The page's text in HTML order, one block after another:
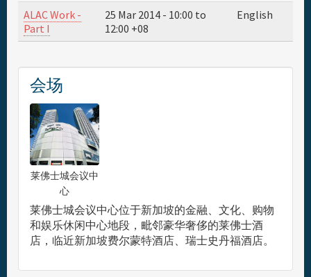
酒店
赞助人
综合信息
ALAC Work -
Part I
25 Mar 2014 - 10:00 to
12:00 +08
English
会场
莱佛士城会议中
心
莱佛士城会议中心位于新加坡的金融、文化、购物
和娱乐休闲中心地段，毗邻豪华奢侈的莱佛士酒
店，临近新加坡费尔蒙特酒店、瑞士史丹福酒店。